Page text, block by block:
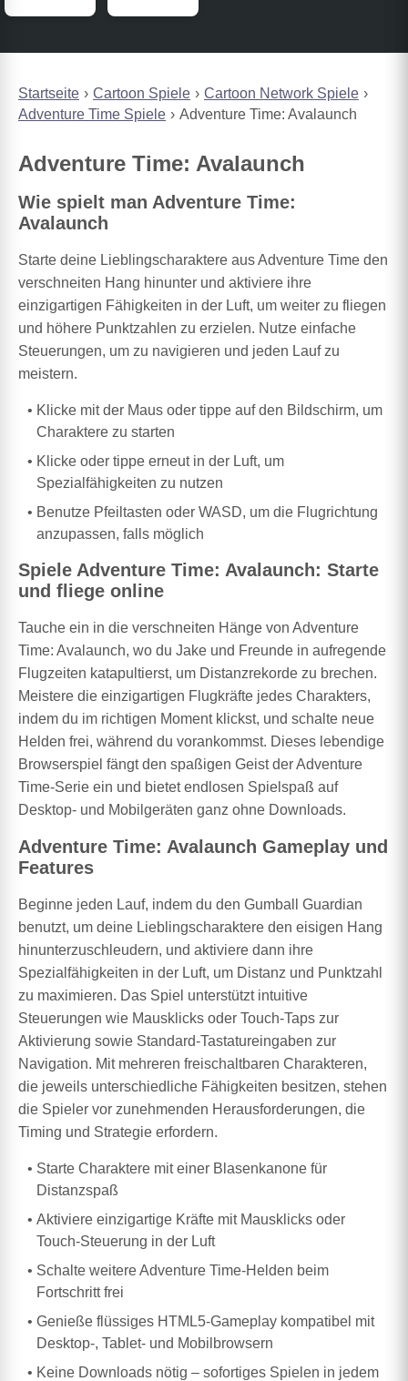
Startseite Cartoon Spiele
Cartoon Network Spiele
Adventure Time Spiele
Adventure Time: Avalaunch
Adventure Time: Avalaunch
Wie spielt man Adventure Time:
Avalaunch
Starte deine Lieblingscharaktere aus Adventure Time den
verschneiten Hang hinunter und aktiviere ihre
einzigartigen Fähigkeiten in der Luft, um weiter zu fliegen
und höhere Punktzahlen zu erzielen. Nutze einfache
Steuerungen, um zu navigieren und jeden Lauf zu
meistern.
Klicke mit der Maus oder tippe auf den Bildschirm, um
Charaktere zu starten
Klicke oder tippe erneut in der Luft, um
Spezialfähigkeiten zu nutzen
Benutze Pfeiltasten oder WASD, um die Flugrichtung
anzupassen, falls möglich
Spiele Adventure Time: Avalaunch: Starte
und fliege online
Tauche ein in die verschneiten Hänge von Adventure
Time: Avalaunch, wo du Jake und Freunde in aufregende
Flugzeiten katapultierst, um Distanzrekorde zu brechen.
Meistere die einzigartigen Flugkräfte jedes Charakters,
indem du im richtigen Moment klickst, und schalte neue
Helden frei, während du vorankommst. Dieses lebendige
Browserspiel fängt den spaßigen Geist der Adventure
Time-Serie ein und bietet endlosen Spielspaß auf
Desktop- und Mobilgeräten ganz ohne Downloads.
Adventure Time: Avalaunch Gameplay und
Features
Beginne jeden Lauf, indem du den Gumball Guardian
benutzt, um deine Lieblingscharaktere den eisigen Hang
hinunterzuschleudern, und aktiviere dann ihre
Spezialfähigkeiten in der Luft, um Distanz und Punktzahl
zu maximieren. Das Spiel unterstützt intuitive
Steuerungen wie Mausklicks oder Touch-Taps zur
Aktivierung sowie Standard-Tastatureingaben zur
Navigation. Mit mehreren freischaltbaren Charakteren,
die jeweils unterschiedliche Fähigkeiten besitzen, stehen
die Spieler vor zunehmenden Herausforderungen, die
Timing und Strategie erfordern.
Starte Charaktere mit einer Blasenkanone für
Distanzspaß
Aktiviere einzigartige Kräfte mit Mausklicks oder
Touch-Steuerung in der Luft
Schalte weitere Adventure Time-Helden beim
Fortschritt frei
Genieße flüssiges HTML5-Gameplay kompatibel mit
Desktop-, Tablet- und Mobilbrowsern
Keine Downloads nötig – sofortiges Spielen in jedem